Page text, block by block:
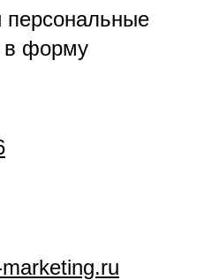
в форму